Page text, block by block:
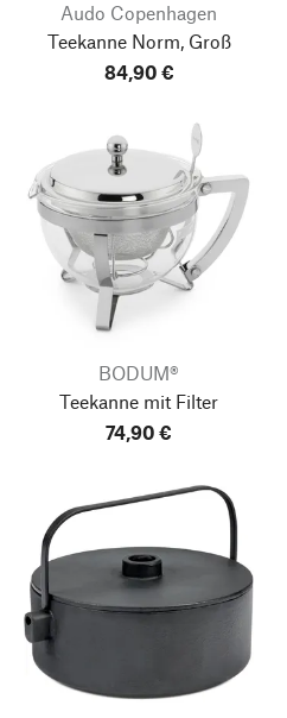
Audo Copenhagen
Teekanne Norm, Groß
84,90 €
BODUM®
Teekanne mit Filter
74,90 €